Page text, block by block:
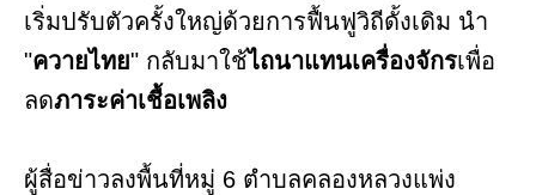
เริ่มปรับตัวครั้งใหญ่ด้วยการฟื้นฟูวิถีดั้งเดิม นำ
"ควายไทย" กลับมาใช้ไถนาแทนเครื่องจักรเพื่อ
ลดภาระค่าเชื้อเพลิง
ผู้สื่อข่าวลงพื้นที่หมู่ 6 ตำบลคลองหลวงแพ่ง